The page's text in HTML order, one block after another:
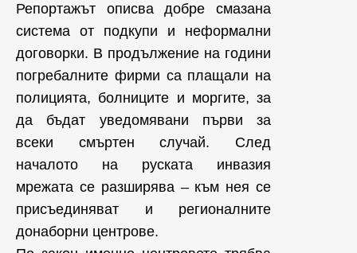
Репортажът описва добре смазана
система от подкупи и неформални
договорки. В продължение на години
погребалните фирми са плащали на
полицията, болниците и моргите, за
да бъдат уведомявани първи за
всеки смъртен случай. След
началото на руската инвазия
мрежата се разширява – към нея се
присъединяват и регионалните
донаборни центрове.